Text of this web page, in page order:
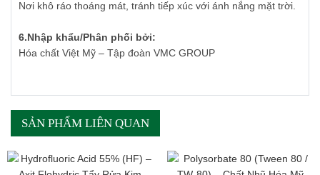
Nơi khô ráo thoáng mát, tránh tiếp xúc với ánh nắng mặt trời.
6.Nhập khẩu/Phân phối bởi:
Hóa chất Việt Mỹ – Tập đoàn VMC GROUP
SẢN PHẨM LIÊN QUAN